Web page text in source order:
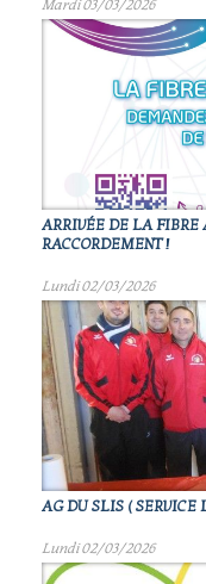
Mardi 03/03/2026
ARRIVÉE DE LA FIBRE
RACCORDEMENT !
Lundi 02/03/2026
AG DU SLIS ( SERVICE
Lundi 02/03/2026